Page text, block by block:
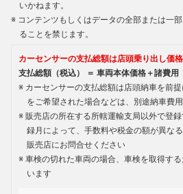
いかねます。
コンテンツもしくはデータの全部または一
ることを禁じます。
カーセンサーの支払総額は店頭乗り出し価
支払総額（税込） ＝ 車両本体価格＋諸費用
カーセンサーの支払総額は店頭納車を前
をご希望された場合などは、別途納車費
販売店の所在する所轄運輸支局以外で登
録月によって、手数料や税金の額が異な
販売店にお問合せください
車検の切れた車両の場合、車検を取得す
います